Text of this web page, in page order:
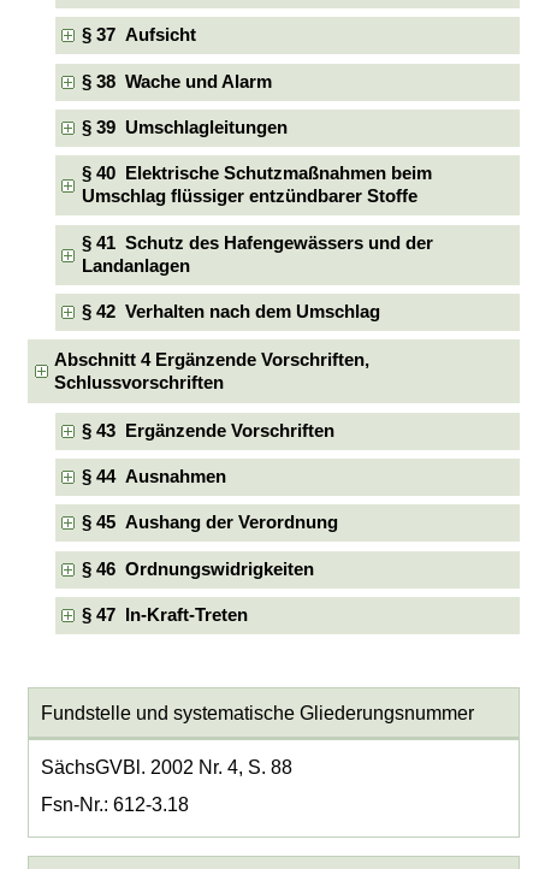
§ 37 Aufsicht
§ 38 Wache und Alarm
§ 39 Umschlagleitungen
§ 40 Elektrische Schutzmaßnahmen beim
Umschlag flüssiger entzündbarer Stoffe
§ 41 Schutz des Hafengewässers und der
Landanlagen
§ 42 Verhalten nach dem Umschlag
Abschnitt 4 Ergänzende Vorschriften,
Schlussvorschriften
§ 43 Ergänzende Vorschriften
§ 44 Ausnahmen
§ 45 Aushang der Verordnung
§ 46 Ordnungswidrigkeiten
§ 47 In-Kraft-Treten
Fundstelle und systematische Gliederungsnummer
SächsGVBl. 2002 Nr. 4, S. 88
Fsn-Nr.: 612-3.18